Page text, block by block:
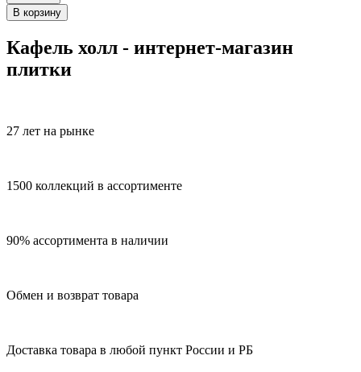
В корзину
Кафель холл - интернет-магазин
плитки
27 лет на рынке
1500 коллекций в ассортименте
90% ассортимента в наличии
Обмен и возврат товара
Доставка товара в любой пункт России и РБ